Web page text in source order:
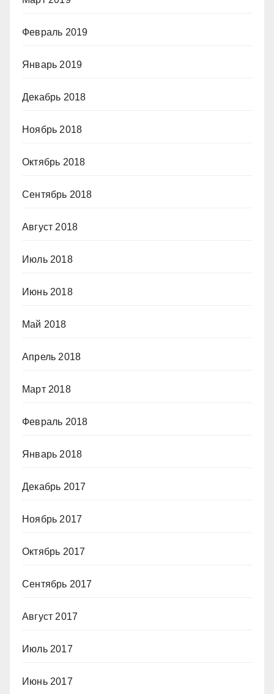
Февраль 2019
Январь 2019
Декабрь 2018
Ноябрь 2018
Октябрь 2018
Сентябрь 2018
Август 2018
Июль 2018
Июнь 2018
Май 2018
Апрель 2018
Март 2018
Февраль 2018
Январь 2018
Декабрь 2017
Ноябрь 2017
Октябрь 2017
Сентябрь 2017
Август 2017
Июль 2017
Июнь 2017